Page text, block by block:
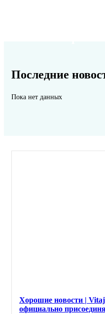
Последние
Пока нет данных
Хорошие новости |
официально